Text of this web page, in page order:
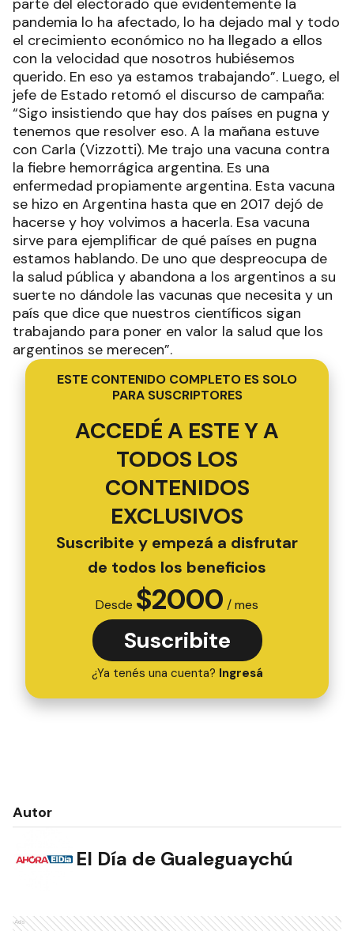
parte del electorado que evidentemente la
pandemia lo ha afectado, lo ha dejado mal y todo
el crecimiento económico no ha llegado a ellos
con la velocidad que nosotros hubiésemos
querido. En eso ya estamos trabajando”. Luego, el
jefe de Estado retomó el discurso de campaña:
“Sigo insistiendo que hay dos países en pugna y
tenemos que resolver eso. A la mañana estuve
con Carla (Vizzotti). Me trajo una vacuna contra
la fiebre hemorrágica argentina. Es una
enfermedad propiamente argentina. Esta vacuna
se hizo en Argentina hasta que en 2017 dejó de
hacerse y hoy volvimos a hacerla. Esa vacuna
sirve para ejemplificar de qué países en pugna
estamos hablando. De uno que despreocupa de
la salud pública y abandona a los argentinos a su
suerte no dándole las vacunas que necesita y un
país que dice que nuestros científicos sigan
trabajando para poner en valor la salud que los
argentinos se merecen”.
ESTE CONTENIDO COMPLETO ES SOLO
PARA SUSCRIPTORES
ACCEDÉ A ESTE Y A
TODOS LOS
CONTENIDOS
EXCLUSIVOS
Suscribite y empezá a disfrutar
de todos los beneficios
Desde $2000 / mes
Suscribite
¿Ya tenés una cuenta? Ingresá
Autor
El Día de Gualeguaychú
Ads